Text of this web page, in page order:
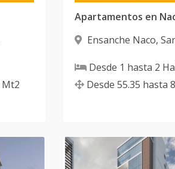
Mt2
Apartamentos en
Ensanche Naco,
Desde 1 hasta 2
Desde 55.35 hasta